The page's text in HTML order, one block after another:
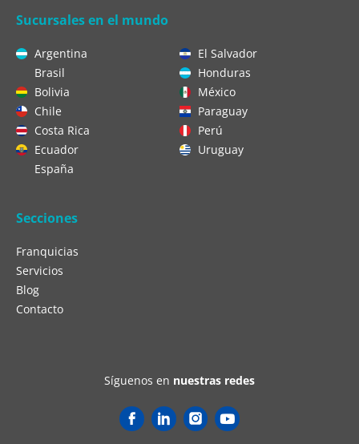
Sucursales en el mundo
Argentina
Brasil
Bolivia
Chile
Costa Rica
Ecuador
España
El Salvador
Honduras
México
Paraguay
Perú
Uruguay
Secciones
Franquicias
Servicios
Blog
Contacto
Síguenos en nuestras redes
Y
o